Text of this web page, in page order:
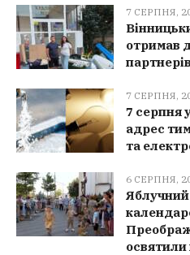
7 СЕРПНЯ,
отримав
партнерів
7 СЕРПНЯ,
7 серпня
адрес
та
6 СЕРПНЯ,